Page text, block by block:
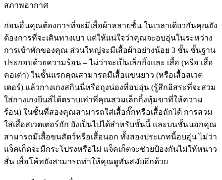
สภาพอากาศ
ก่อนอื่นคุณต้องการที่จะมีเสื้อผ้าหลายชั้น ในเวลาเดียวกันคุณยัง
ต้องการที่จะเดินทางเบา แต่ให้แน่ใจว่าคุณจะอบอุ่นในระหว่าง
การเข้าพักของคุณ ส่วนใหญ่จะมีเสื้อผ้าอย่างน้อย 3 ชั้น ชั้นฐาน
ประกอบด้วยความร้อน – ไม่ว่าจะเป็นเล็กกิ้งและ เสื้อ (หรือ เสื้อ
คอเต่า) ในชั้นแรกคุณสามารถมีเสื้อแขนยาว (หรือเสื้อสเวต
เตอร์) แล้วกางเกงสกินนี่หรือถุงน่องที่อบอุ่น (รู้สึกอิสระที่จะสวม
ใส่กางเกงยีนส์ได้ตราบเท่าที่คุณสวมเล็กกิ้งหุ้มขาที่ให้ความ
ร้อน) ในชั้นที่สองคุณสามารถใส่เสื้อกั๊กหรือเสื้อถักได้ การสวม
ใส่เสื้อสเวตเตอร์ถัก ยังเป็นไปได้สำหรับชั้นนี้ และบนชั้นนอกคุณ
สามารถมีเสื้อขนสัตว์หรือเสื้อนอก ทั้งสองประเภทนี้อบอุ่น ไม่ว่า
แจ็คเก็ตจะมีกระโปรงหรือไม่ แจ็คเก็ตจะช่วยป้องกันไม่ให้หนาว
สั่น เสื้อโค้ทยังสามารถทำให้คุณดูทันสมัยอีกด้วย